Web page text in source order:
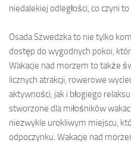
niedalekiej odległości, co czyni
Osada Szwedzka to nie tylko
dostęp do wygodnych pokoi,
Wakacje nad morzem to także
licznych atrakcji, rowerowe
aktywności, jak i błogiego
stworzone dla miłośników
niezwykle urokliwym miejscu,
odpoczynku. Wakacje nad